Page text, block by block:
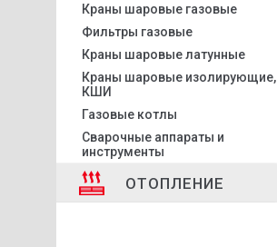
Краны шаровые газовые
Фильтры газовые
Краны шаровые латунные
Краны шаровые изолирующие,
КШИ
Газовые котлы
Сварочные аппараты и
инструменты
ОТОПЛЕНИЕ